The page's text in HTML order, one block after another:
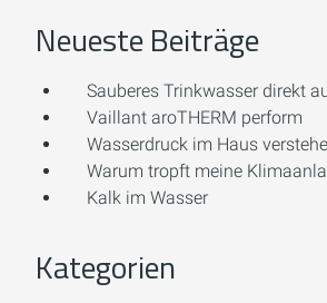
Neueste Beiträge
Sauberes Trinkwasser direkt
Vaillant aroTHERM perform
Wasserdruck im Haus
Warum tropft meine
Kalk im Wasser
Kategorien